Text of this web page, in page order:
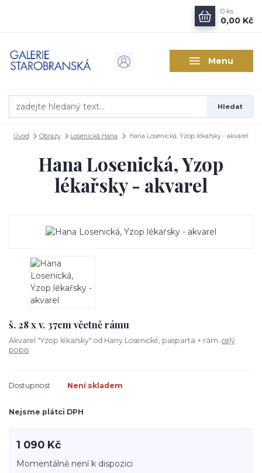
Menu
Hledat
0 ks
0,00 Kč
Úvod Obrazy Losenická Hana Hana Losenická, Yzop lékařsky - akvarel
Hana Losenická, Yzop
lékařsky - akvarel
š. 28 x v. 37cm včetně rámu
Akvarel "Yzop lékařsky" od Hany Losenické, pasparta + rám. celý
popis
Dostupnost Není skladem
Nejsme plátci DPH
1 090 Kč
Momentálně není k dispozici